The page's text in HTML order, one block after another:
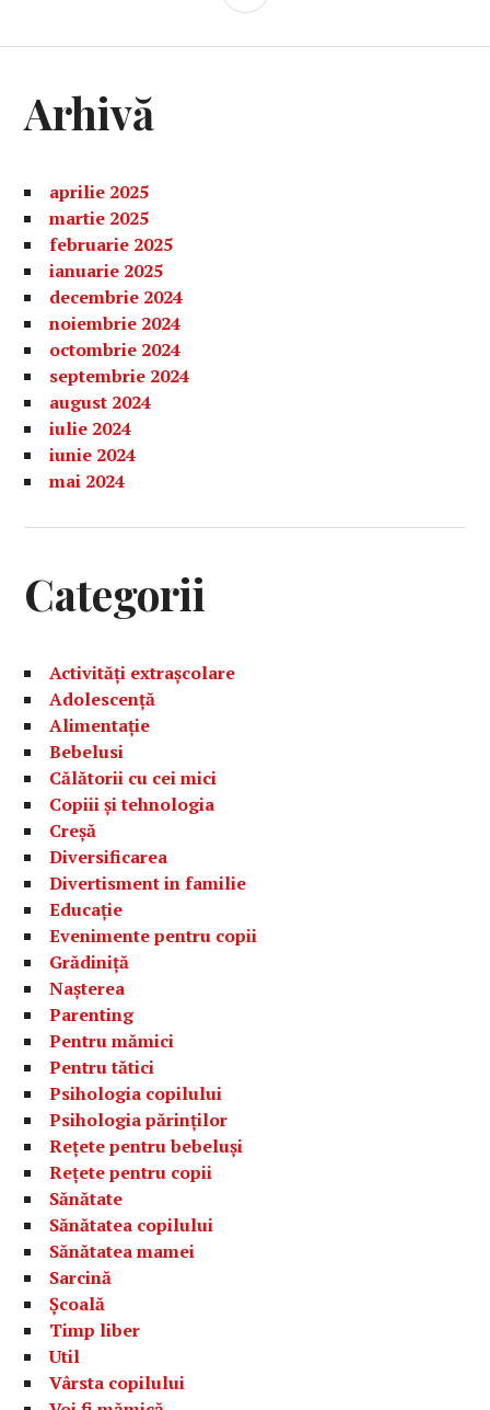
Arhivă
aprilie 2025
martie 2025
februarie 2025
ianuarie 2025
decembrie 2024
noiembrie 2024
octombrie 2024
septembrie 2024
august 2024
iulie 2024
iunie 2024
mai 2024
Categorii
Activități extrașcolare
Adolescență
Alimentație
Bebelusi
Călătorii cu cei mici
Copiii și tehnologia
Creșă
Diversificarea
Divertisment in familie
Educație
Evenimente pentru copii
Grădiniță
Nașterea
Parenting
Pentru mămici
Pentru tătici
Psihologia copilului
Psihologia părinților
Rețete pentru bebeluși
Rețete pentru copii
Sănătate
Sănătatea copilului
Sănătatea mamei
Sarcină
Școală
Timp liber
Util
Vârsta copilului